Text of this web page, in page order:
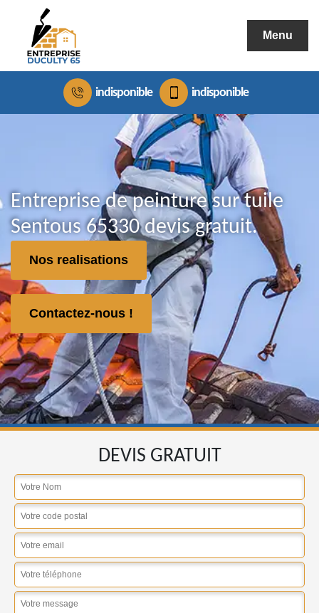
Menu
indisponible indisponible
Entreprise de peinture sur tuile
Sentous 65330 devis gratuit.
Nos realisations
Contactez-nous !
DEVIS GRATUIT